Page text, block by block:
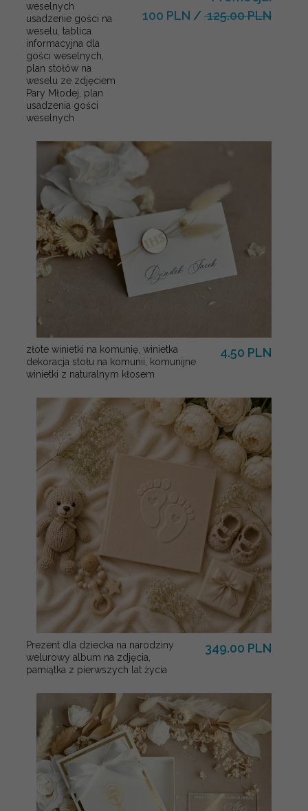
weselnych
usadzenie gości na
weselu, tablica
informacyjna dla
gości weselnych,
plan stołów na
weselu ze zdjęciem
Pary Młodej, plan
usadzenia gości
weselnych
100 PLN / 125.00 PLN
złote winietki na komunię, winietka
dekoracja stołu na komunii, komunijne
winietki z naturalnym kłosem
4.50 PLN
Prezent dla dziecka na narodziny
welurowy album na zdjęcia,
pamiątka z pierwszych lat życia
349.00 PLN